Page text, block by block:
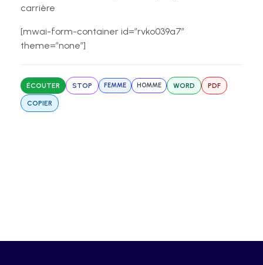
carrière
[mwai-form-container id=”rvko039a7″
theme=”none”]
ÉCOUTER STOP FEMME HOMME WORD PDF
COPIER